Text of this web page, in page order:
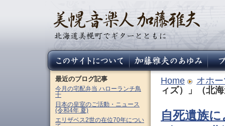
Home
オホ
ィズ）」（北
自死遺族
最近のブログ記事
今月の宅配弁当 ハローランチ鳥
十
日本の皇室のご活動・ニュース
(令和4年 夏)
エリザベス2世の在位70年につい